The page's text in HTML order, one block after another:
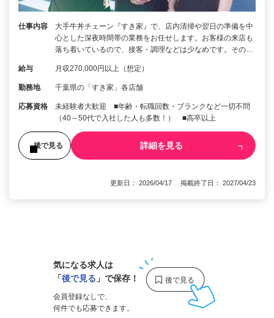
仕事内容
大手牛丼チェーン『すき家』で、店内清掃や翌日の準備を中
心とした深夜時間帯の業務をお任せします。お客様の来店も
落ち着いているので、接客・調理などは少なめです。その…
給与 月収270,000円以上（想定）
勤務地 千葉県の「すき家」各店舗
応募資格
未経験者大歓迎 ■年齢・転職回数・ブランクなど一切不問
（40～50代で入社した人も多数！） ■高卒以上
後で見る 詳細を見る
更新日： 2026/04/17 掲載終了日： 2027/04/23
気になる求人は
「後で見る 」で保存！
会員登録なしで、
何件でも応募できます。